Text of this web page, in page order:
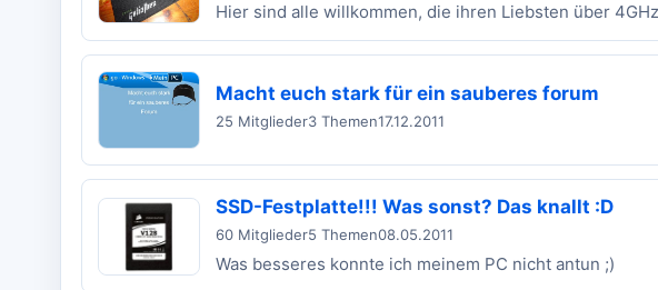
Hier sind alle willkommen, die ihren Liebsten über
Macht euch stark für ein sauberes forum
25 Mitglieder3 Themen17.12.2011
SSD-Festplatte!!! Was sonst? Das knallt :D
60 Mitglieder5 Themen08.05.2011
Was besseres konnte ich meinem PC nicht antun ;)